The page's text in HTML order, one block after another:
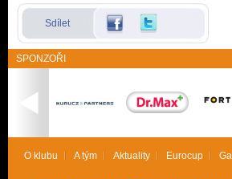
Sdílet
SPONZOŘI
O klubu A tým Aktuality Eurocup